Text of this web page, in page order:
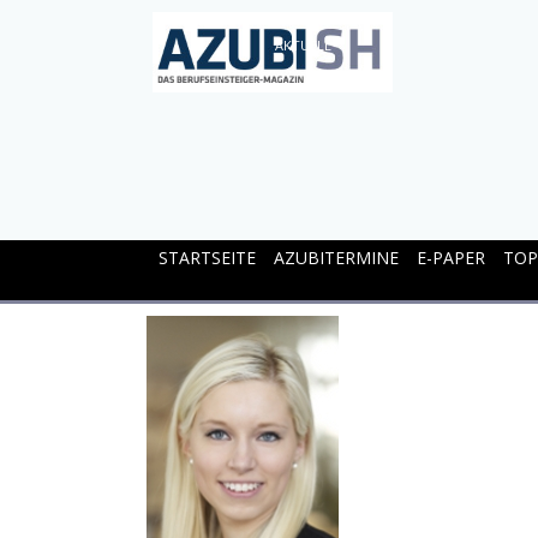
STARTSEITE AZUBITERMINE
AKTUELL
E-PAPER